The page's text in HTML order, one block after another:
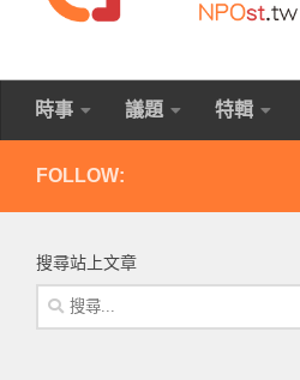
時事 議題 特輯
FOLLOW:
搜尋站上文章
搜
尋